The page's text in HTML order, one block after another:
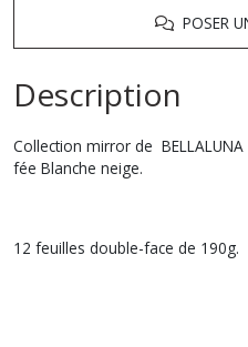
POSER
Description
Collection mirror de
fée Blanche neige.
12 feuilles double-face de 190g.